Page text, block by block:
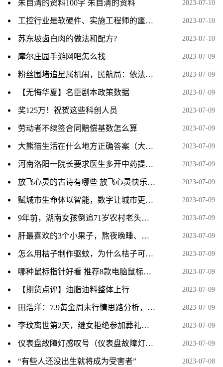
朱自清的资料100字 朱自清的资料 2023-07-10
工控行业是软硬件、实施工程师的噩梦？了解后您就知道为什么了！ 2023-07-10
苏东坡卤白肉的做法和配方? 2023-07-10
摩尔庄园手游网吧怎么找 2023-07-09
粉丝围堵追星属机闹，民航局：依法从严从快从重打击机闹 2023-07-09
【无悔华夏】名臣剧本政策数据 2023-07-09
奖125万！祝贺这些科创人员 2023-07-09
劳动者不续签合同赔偿基数怎么算 2023-07-09
大熊猫生活在什么地方正确答案（大熊猫生活在什么地方） 2023-07-09
河南洛阳一院长要求医生多开中药提升收入 已被停职调查 2023-07-09
放飞心灵的古诗有哪些 放飞心灵快乐成长有关的诗句 2023-07-09
赋城市生命体以智能，数字让城市更美好 2023-07-09
9年前，湖南女孩倒追71岁农村老头，结婚后生下一子，现状如何？ 2023-07-09
肝最喜欢的3个小果子，熬夜晚睡、用眼多、操心的人尤其需要 2023-07-09
怎么用桔子制作驱蚊，为什么桔子可以驱蚊 2023-07-09
哪种鼠标指针好看 推荐8款电脑鼠标指针 2023-07-09
【期货点评】油脂油料整体上行 2023-07-09
田浩洋：7.9黄金周末行情思路分析，持仓的朋友看过来 2023-07-09
李玟离世第2天，继女拒绝参加葬礼，被骂到连夜注销账号！ 2023-07-09
仪表盘故障灯感叹号（仪表盘故障灯感叹号是什么意思？） 2023-07-09
“有些人还没出生就将成为受害者” 2023-07-08